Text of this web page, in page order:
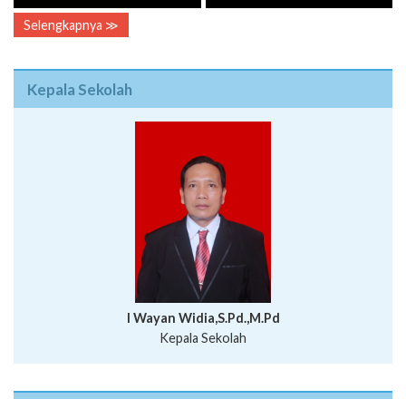
Selengkapnya ≫
Kepala Sekolah
I Wayan Widia,S.Pd.,M.Pd
Kepala Sekolah